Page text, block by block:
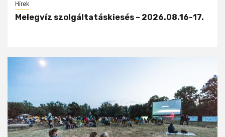
Hírek
Melegvíz szolgáltatáskiesés – 2026.08.16-17.